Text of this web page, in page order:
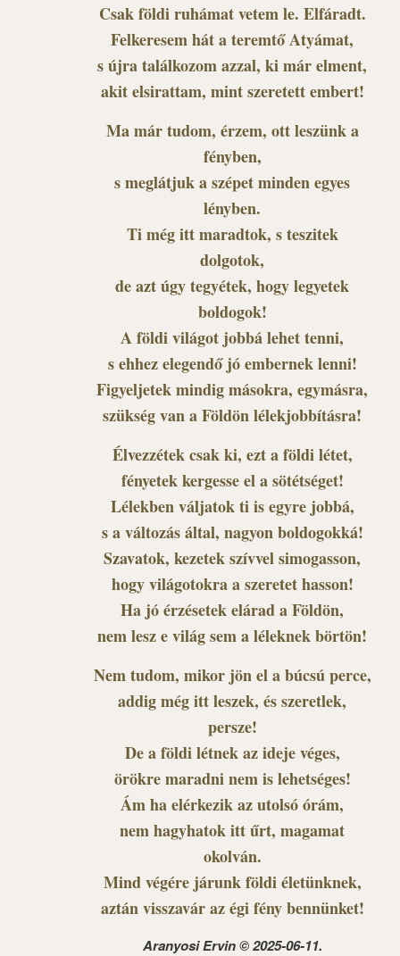
Csak földi ruhámat vetem le. Elfáradt.
Felkeresem hát a teremtő Atyámat,
s újra találkozom azzal, ki már elment,
akit elsirattam, mint szeretett embert!
Ma már tudom, érzem, ott leszünk a
fényben,
s meglátjuk a szépet minden egyes
lényben.
Ti még itt maradtok, s teszitek
dolgotok,
de azt úgy tegyétek, hogy legyetek
boldogok!
A földi világot jobbá lehet tenni,
s ehhez elegendő jó embernek lenni!
Figyeljetek mindig másokra, egymásra,
szükség van a Földön lélekjobbításra!
Élvezzétek csak ki, ezt a földi létet,
fényetek kergesse el a sötétséget!
Lélekben váljatok ti is egyre jobbá,
s a változás által, nagyon boldogokká!
Szavatok, kezetek szívvel simogasson,
hogy világotokra a szeretet hasson!
Ha jó érzésetek elárad a Földön,
nem lesz e világ sem a léleknek börtön!
Nem tudom, mikor jön el a búcsú perce,
addig még itt leszek, és szeretlek,
persze!
De a földi létnek az ideje véges,
örökre maradni nem is lehetséges!
Ám ha elérkezik az utolsó órám,
nem hagyhatok itt űrt, magamat
okolván.
Mind végére járunk földi életünknek,
aztán visszavár az égi fény bennünket!
Aranyosi Ervin © 2025-06-11.